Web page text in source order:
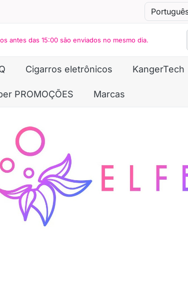
antes das 15:00 são enviados no mesmo dia.
Cigarros eletrônicos KangerTech
PROMOÇÕES Marcas